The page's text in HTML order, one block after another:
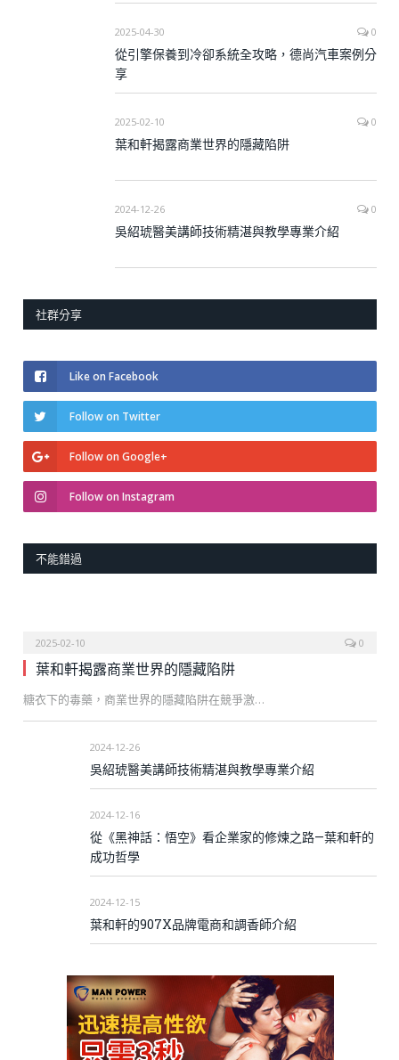
2025-04-30 0
從引擎保養到冷卻系統全攻略，德尚汽車案例分
享
2025-02-10 0
葉和軒揭露商業世界的隱藏陷阱
2024-12-26 0
吳紹琥醫美講師技術精湛與教學專業介紹
社群分享
Like on Facebook
Follow on Twitter
Follow on Google+
Follow on Instagram
不能錯過
2025-02-10 0
葉和軒揭露商業世界的隱藏陷阱
糖衣下的毒藥，商業世界的隱藏陷阱在競爭激…
2024-12-26
吳紹琥醫美講師技術精湛與教學專業介紹
2024-12-16
從《黑神話：悟空》看企業家的修煉之路—葉和軒的
成功哲學
2024-12-15
葉和軒的907X品牌電商和調香師介紹